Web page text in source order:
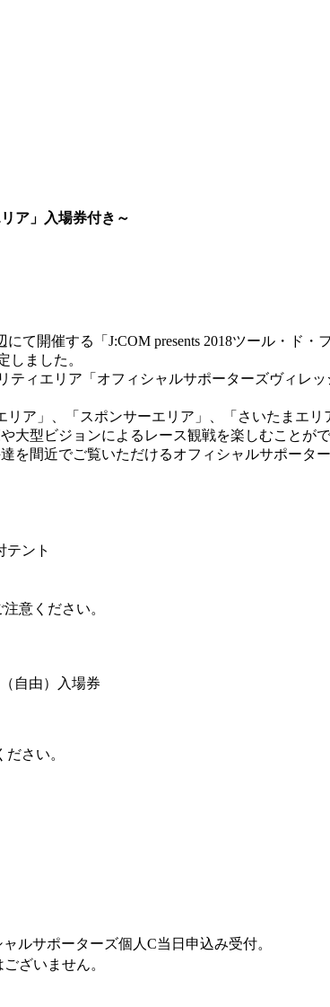
ア」入場券付き～
て開催する「J:COM presents 2018ツール・ド
しました。
ィエリア「オフィシャルサポーターズヴィレ
ア」、「スポンサーエリア」、「さいたまエ
型ビジョンによるレース観戦を楽しむことがで
間近でご覧いただけるオフィシャルサポータ
ント
意ください。
自由）入場券
ださい。
ルサポーターズ個人C当日申込み受付。
ざいません。